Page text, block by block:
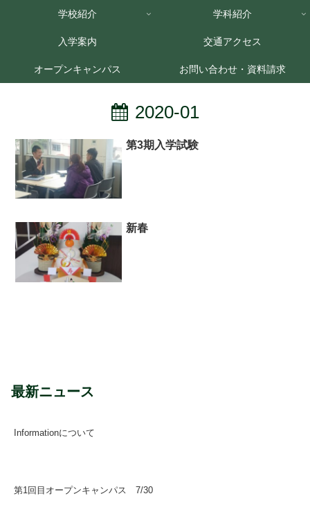
学校紹介 学科紹介
入学案内 交通アクセス
オープンキャンパス お問い合わせ・資料請求
2020-01
第3期入学試験
新春
最新ニュース
Informationについて
第1回目オープンキャンパス 7/30